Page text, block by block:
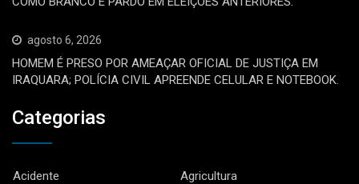
agosto 6, 2026
HOMEM É PRESO POR AMEAÇAR OFICIAL DE JUSTIÇA EM
IRAQUARA; POLÍCIA CIVIL APREENDE CELULAR E NOTEBOOK.
Categorias
Acidente
Agricultura